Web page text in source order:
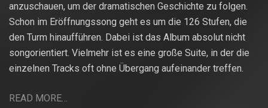
anzuschauen, um der dramatischen Geschichte zu folgen.
Schon im Eröffnungssong geht es um die 126 Stufen, die
den Turm hinaufführen. Dabei ist das Album absolut nicht
songorientiert. Vielmehr ist es eine große Suite, in der die
einzelnen Tracks oft ohne Übergang aufeinander treffen.
READ MORE…